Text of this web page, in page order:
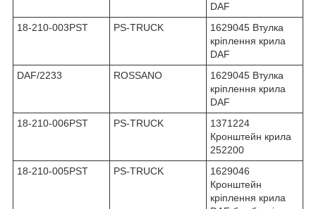
DAF
18-210-003PST
PS-TRUCK
1629045 Втулка
кріплення крила
DAF
DAF/2233
ROSSANO
1629045 Втулка
кріплення крила
DAF
18-210-006PST
PS-TRUCK
1371224
Кронштейн крила
252200
18-210-005PST
PS-TRUCK
1629046
Кронштейн
кріплення крила